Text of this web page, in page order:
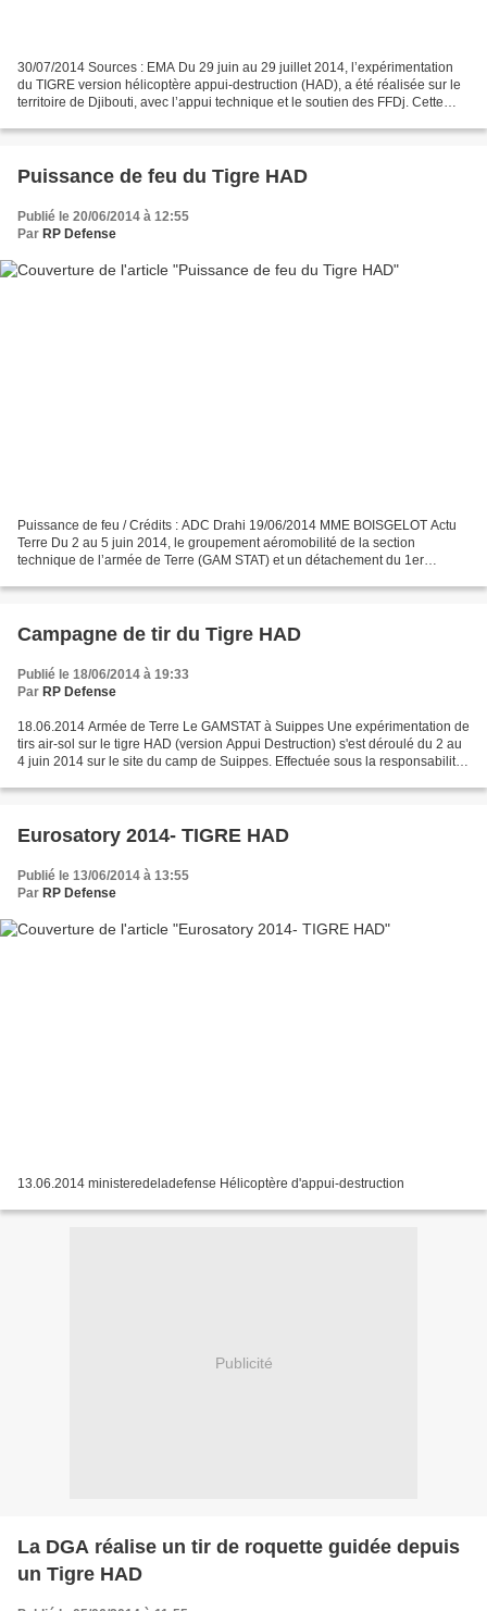
30/07/2014 Sources : EMA Du 29 juin au 29 juillet 2014, l’expérimentation
du TIGRE version hélicoptère appui-destruction (HAD), a été réalisée sur le
territoire de Djibouti, avec l’appui technique et le soutien des FFDj. Cette
Puissance de feu du Tigre HAD
Publié le 20/06/2014 à 12:55
Par RP Defense
Puissance de feu / Crédits : ADC Drahi 19/06/2014 MME BOISGELOT Actu
Terre Du 2 au 5 juin 2014, le groupement aéromobilité de la section
technique de l’armée de Terre (GAM STAT) et un détachement du 1er
Campagne de tir du Tigre HAD
Publié le 18/06/2014 à 19:33
Par RP Defense
18.06.2014 Armée de Terre Le GAMSTAT à Suippes Une expérimentation de
tirs air-sol sur le tigre HAD (version Appui Destruction) s'est déroulé du 2 au
4 juin 2014 sur le site du camp de Suippes. Effectuée sous la responsabilité
Eurosatory 2014- TIGRE HAD
Publié le 13/06/2014 à 13:55
Par RP Defense
13.06.2014 ministeredeladefense Hélicoptère d'appui-destruction
Publicité
La DGA réalise un tir de roquette guidée depuis
un Tigre HAD